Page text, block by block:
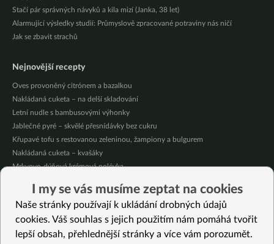
Stačí pár správných návyků a kila mizí (Janka, 38 let)
Alarmující výsledky studií: Průmyslově zpracované potraviny nás ničí
Jak se zbavit strachů
Nejnovější recepty
Oves provoněný citrónem a bazalkou
Nakládaná cuketa – na delší skladování
Letní nudle s bambusovými výhonky
Jablečné pyré – skvělé přesnídávky bez cukru
Křupavé tofu s restovanou zeleninou, žampiony a bulgurem
Nakládaná cuketa – kvašáky
Mrkvovo-dýňová krémová polévka
Osvěžující čaj s citronovými bylinkami
Nepečený jablečný dort s rybízem
Vybrané recepty
I my se vás musíme zeptat na cookies
Naše stránky používají k ukládání drobných údajů
cookies. Váš souhlas s jejich použitím nám pomáhá tvořit
lepší obsah, přehlednější stránky a více vám porozumět.